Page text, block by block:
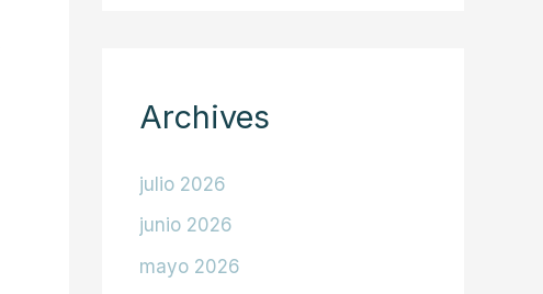
Archives
julio 2026
junio 2026
mayo 2026